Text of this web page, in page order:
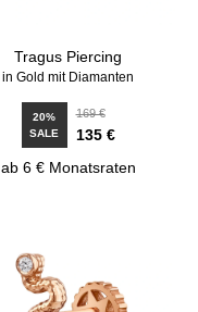
Tragus Piercing
in Gold mit Diamanten
20%
SALE
169 €
135 €
ab 6 € Monatsraten